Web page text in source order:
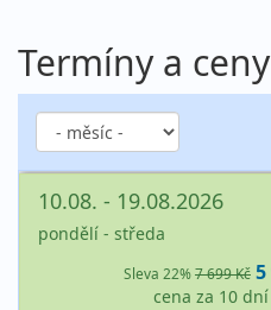
Termíny a ceny
10.08. - 19.08.2026
pondělí - středa
Sleva 22%7 699 Kč 5
cena za 10